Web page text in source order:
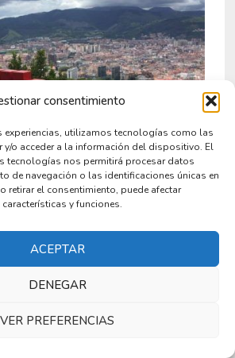
consentimiento
experiencias, utilizamos tecnologías como las
y/o acceder a la información del dispositivo. El
tecnologías nos permitirá procesar datos
de navegación o las identificaciones únicas en
retirar el consentimiento, puede afectar
y funciones.
ACEPTAR
DENEGAR
VER PREFERENCIAS
en dos días
electrónico no será publicada.